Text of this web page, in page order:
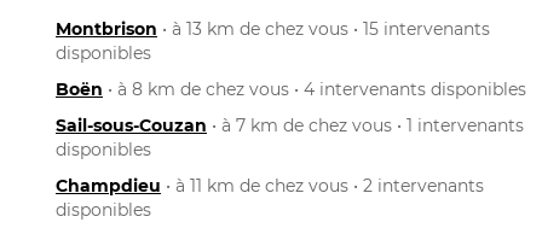
Montbrison • à 13 km de chez vous • 15 intervenants
disponibles
Boën • à 8 km de chez vous • 4 intervenants disponibles
Sail-sous-Couzan • à 7 km de chez vous • 1 intervenants
disponibles
Champdieu • à 11 km de chez vous • 2 intervenants
disponibles